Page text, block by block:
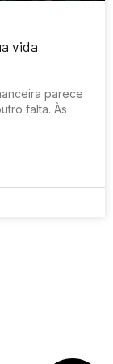
vida
parece
falta. Às